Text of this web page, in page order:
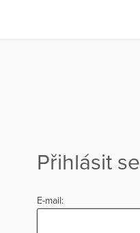
Přihlásit se
E-mail: